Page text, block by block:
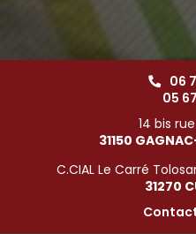
06
05
14 bis
31150
C.CIAL Le Carré
31270